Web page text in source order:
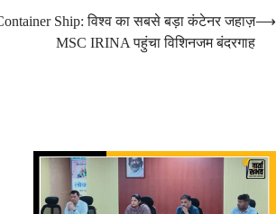
Ship: विश्व का सबसे बड़ा कंटेनर जहाज़
MSC IRINA पहुंचा विशिनजम बंदरगाह
⟶